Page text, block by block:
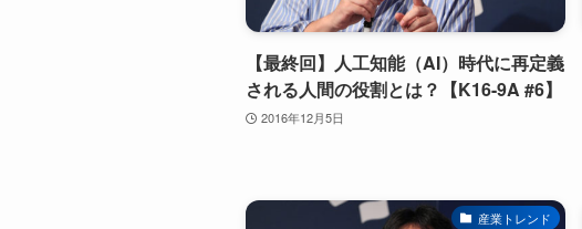
【最終回】人工知能（AI）時代に再定義
される人間の役割とは？【K16-9A #6】
2016年12月5日
産業トレンド